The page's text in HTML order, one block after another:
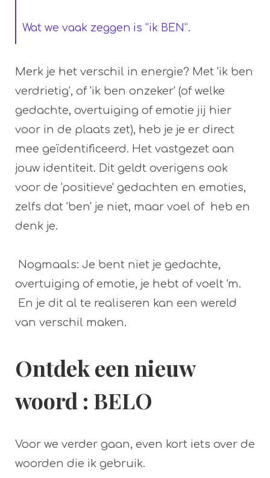
Wat we vaak zeggen is “ik BEN”.
Merk je het verschil in energie? Met 'ik ben
verdrietig', of 'ik ben onzeker' (of welke
gedachte, overtuiging of emotie jij hier
voor in de plaats zet), heb je je er direct
mee geïdentificeerd. Het vastgezet aan
jouw identiteit. Dit geldt overigens ook
voor de 'positieve' gedachten en emoties,
zelfs dat 'ben' je niet, maar voel of heb en
denk je.
Nogmaals: Je bent niet je gedachte,
overtuiging of emotie, je hebt of voelt 'm.
En je dit al te realiseren kan een wereld
van verschil maken.
Ontdek een nieuw
woord : BELO
Voor we verder gaan, even kort iets over de
woorden die ik gebruik.